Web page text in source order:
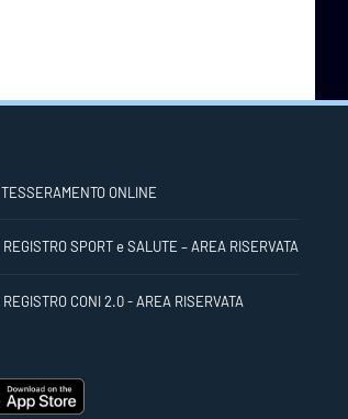
TESSERAMENTO ONLINE
REGISTRO SPORT e SALUTE – AREA RISERVATA
REGISTRO CONI 2.0 - AREA RISERVATA